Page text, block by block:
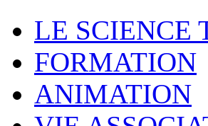
LE SCIENCE
FORMATION
ANIMATION